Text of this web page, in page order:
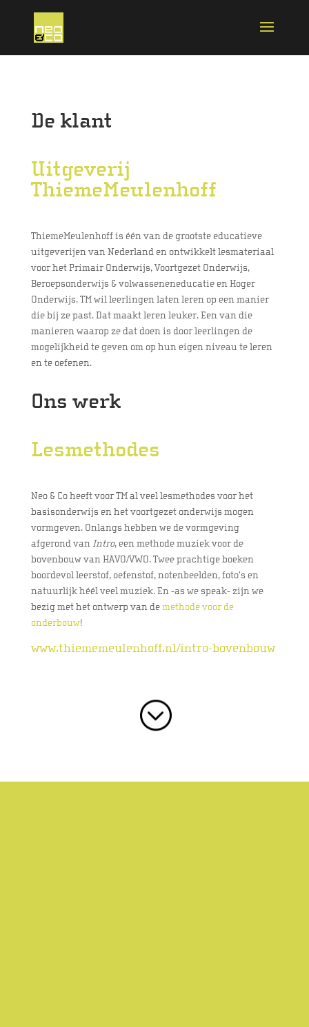
De klant
Uitgeverij
ThiemeMeulenhoff
ThiemeMeulenhoff is één van de grootste educatieve
uitgeverijen van Nederland en ontwikkelt lesmateriaal
voor het Primair Onderwijs, Voortgezet Onderwijs,
Beroepsonderwijs & volwasseneneducatie en Hoger
Onderwijs. TM wil leerlingen laten leren op een manier
die bij ze past. Dat maakt leren leuker. Een van die
manieren waarop ze dat doen is door leerlingen de
mogelijkheid te geven om op hun eigen niveau te leren
en te oefenen.
Ons werk
Lesmethodes
Neo & Co heeft voor TM al veel lesmethodes voor het
basisonderwijs en het voortgezet onderwijs mogen
vormgeven. Onlangs hebben we de vormgeving
afgerond van Intro, een methode muziek voor de
bovenbouw van HAVO/VWO. Twee prachtige boeken
boordevol leerstof, oefenstof, notenbeelden, foto’s en
natuurlijk héél veel muziek. En -as we speak- zijn we
bezig met het ontwerp van de methode voor de
onderbouw!
www.thiememeulenhoff.nl/intro-bovenbouw
;